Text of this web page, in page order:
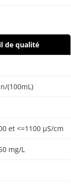
de qualité
(100mL)
et <=1100 µS/cm
mg/L